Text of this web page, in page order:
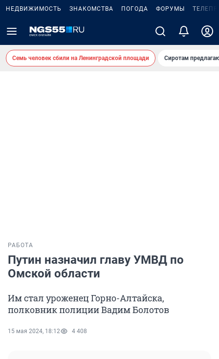
НЕДВИЖИМОСТЬ ЗНАКОМСТВА ПОГОДА ФОРУМЫ
Семь человек сбили на Ленинградской площади Сиротам
РАБОТА
Путин назначил главу УМВД по
Омской области
Им стал уроженец Горно-Алтайска,
полковник полиции Вадим Болотов
15 мая 2024, 18:12 4 408